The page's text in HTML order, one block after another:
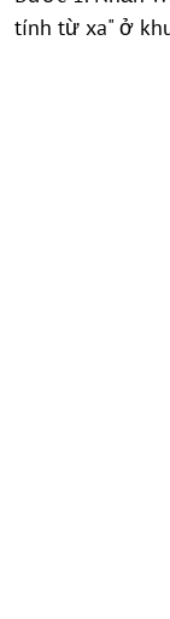
tính từ xa" ở